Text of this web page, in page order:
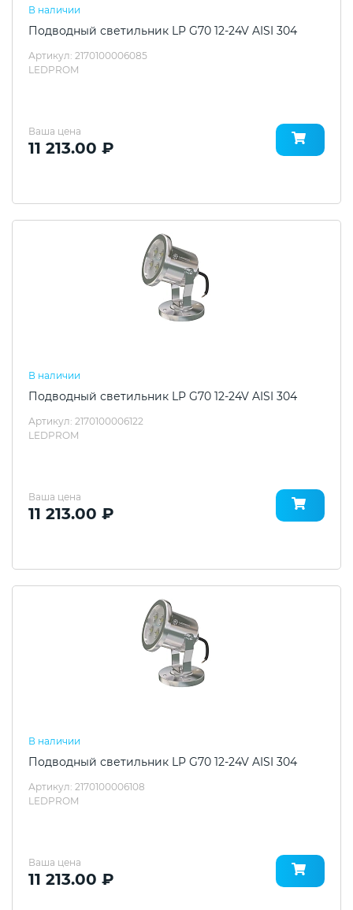
В наличии
Подводный светильник LP G70 12-24V AISI 304
Артикул: 2170100006085
LEDPROM
Ваша цена
11 213.00 ₽
В наличии
Подводный светильник LP G70 12-24V AISI 304
Артикул: 2170100006122
LEDPROM
Ваша цена
11 213.00 ₽
В наличии
Подводный светильник LP G70 12-24V AISI 304
Артикул: 2170100006108
LEDPROM
Ваша цена
11 213.00 ₽